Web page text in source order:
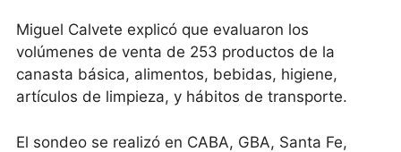
Miguel Calvete explicó que evaluaron los
volúmenes de venta de 253 productos de la
canasta básica, alimentos, bebidas, higiene,
artículos de limpieza, y hábitos de transporte.
El sondeo se realizó en CABA, GBA, Santa Fe,